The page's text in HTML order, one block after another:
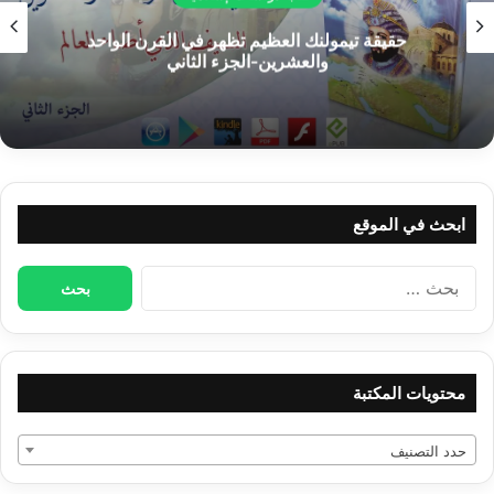
الغرب حرّر الإنسان من
العبودية والإسلام لمَ لمْ
كتب دراسات إسلامية
كشف خفايا علوم السحرة السوداء
ابحث في الموقع
البحث
محتويات المكتبة
حدد التصنيف